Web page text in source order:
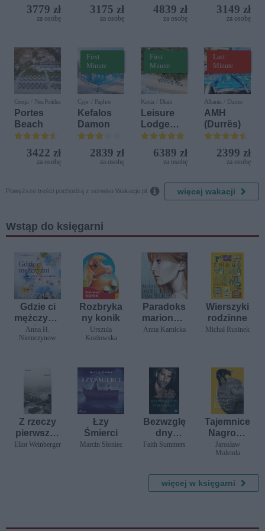
3779 zł
za osobę
3175 zł
za osobę
(ex. Citta
del Mare)
4839 zł
za osobę
Iberostar
Bijela
3149 zł
za osobę
Grecja / Nea Potidea
Portes
Beach
3422 zł
za osobę
First
Minute
Cypr / Paphos
Kefalos
Damon
2839 zł
za osobę
First
Minute
Kenia / Diani
Leisure
Lodge
Beach &
Golf
Resort by
Diamonds
6389 zł
za osobę
Last
Minute
Albania / Durres
AMH
(Durrës)
2399 zł
za osobę
Powyższe treści pochodzą z serwisu Wakacje.pl.  więcej wakacji
Wstąp do księgarni
Gdzie ci
mężczyźni
, których
nie
Anna H.
Niemczynow
Rozbryka
ny konik
Urszula
Kozłowska
Paradoks
marionetk
i: Sprawa
Anna Karnicka
Wierszyki
rodzinne
Michał Rusinek
Z rzeczy
pierwszyc
h
Eliot Weinberger
Łzy
Śmierci
Marcin Słoniec
Bezwzglę
dny
porywacz.
Tom 2
Faith Summers
Tajemnice
Nagrody
Nobla.
Skandale,
kontrower
sje
Jarosław
Molenda
więcej w księgarni